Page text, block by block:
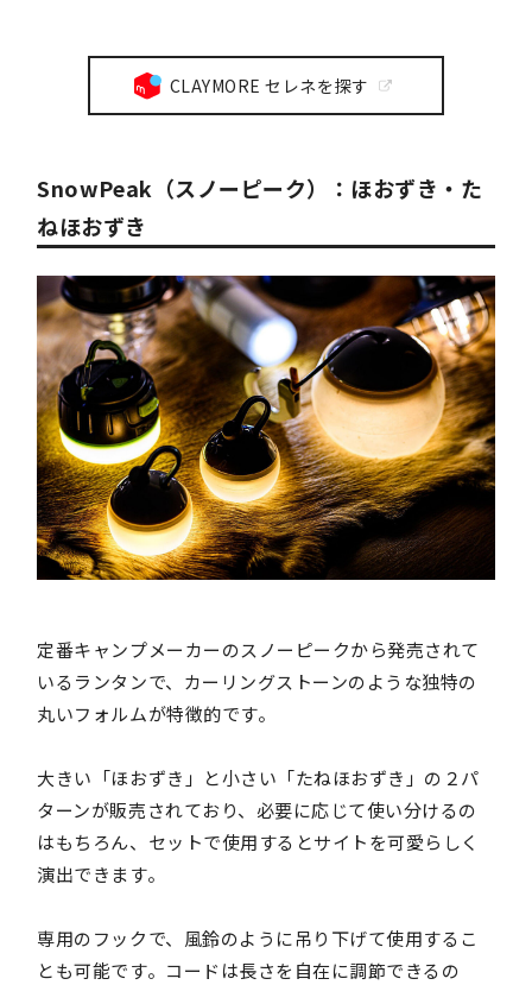
CLAYMORE セレネを探す
SnowPeak（スノーピーク）：ほおずき・た
ねほおずき
定番キャンプメーカーのスノーピークから発売されて
いるランタンで、カーリングストーンのような独特の
丸いフォルムが特徴的です。
大きい「ほおずき」と小さい「たねほおずき」の２パ
ターンが販売されており、必要に応じて使い分けるの
はもちろん、セットで使用するとサイトを可愛らしく
演出できます。
専用のフックで、風鈴のように吊り下げて使用するこ
とも可能です。コードは長さを自在に調節できるの